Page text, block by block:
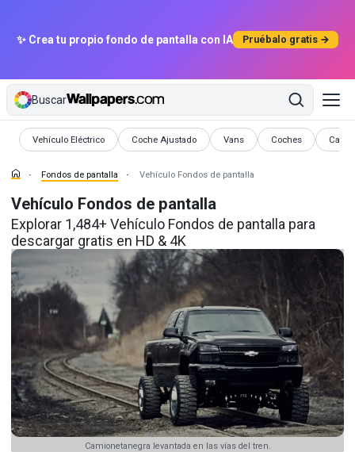
✨ Crea tu propio fondo de pantalla con IA Pruébalo gratis →
Buscar
Vehículo Eléctrico
Fondos de pantalla Coche Ajustado
Fondos de pantalla Vans
Fondos de pantalla
Coches
Fondos de pantalla
Fondos de pantalla Vehículo Fondos de pantalla
Vehículo Fondos de pantalla
Explorar 1,484+ Vehículo Fondos de pantalla para
descargar gratis en HD & 4K
Camionetanegra levantada en las vías del tren.